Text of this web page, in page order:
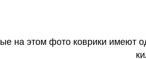
на этом фото коврики имеют